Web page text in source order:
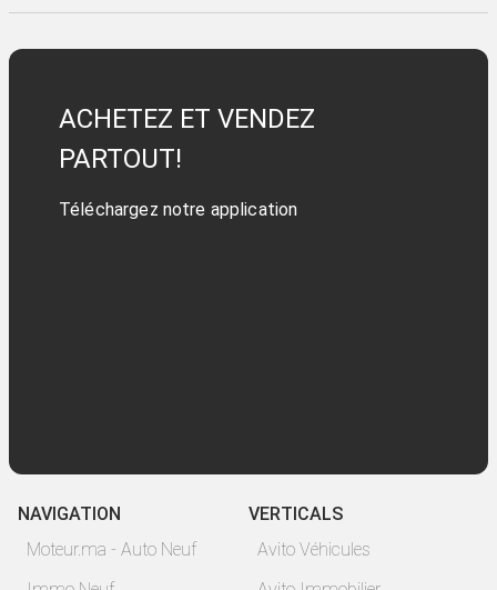
ACHETEZ ET VENDEZ
PARTOUT!
Téléchargez notre application
NAVIGATION
Moteur.ma - Auto Neuf
VERTICALS
Avito Véhicules